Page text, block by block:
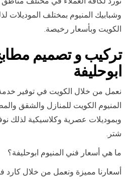
وشبابيك المنيوم بمختلف الموديلات
الكويت وبأسعار رخيصة.
تركيب و تصميم
ابوحليفة
نعمل من خلال الكويت في توفير
المنيوم الكويت للمنازل والشقق
وبموديلات عصرية وكلاسيكية لذلك
شتر.
ما هي أسعار فني المنيوم ابوحليفة؟
أسعارنا مميزة ونعمل من خلال كارد